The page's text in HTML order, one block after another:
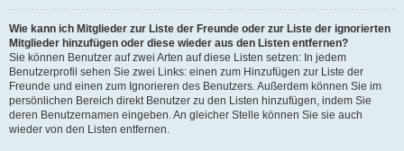
Wie kann ich Mitglieder zur Liste der Freunde oder zur Liste der ignorierten
Mitglieder hinzufügen oder diese wieder aus den Listen entfernen?
Sie können Benutzer auf zwei Arten auf diese Listen setzen: In jedem
Benutzerprofil sehen Sie zwei Links: einen zum Hinzufügen zur Liste der
Freunde und einen zum Ignorieren des Benutzers. Außerdem können Sie im
persönlichen Bereich direkt Benutzer zu den Listen hinzufügen, indem Sie
deren Benutzernamen eingeben. An gleicher Stelle können Sie sie auch
wieder von den Listen entfernen.